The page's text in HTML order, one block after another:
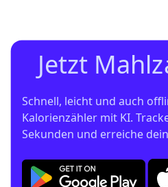
Jetzt
Schnell, leicht und auch
Kalorienzähler mit KI.
Sekunden und erreiche